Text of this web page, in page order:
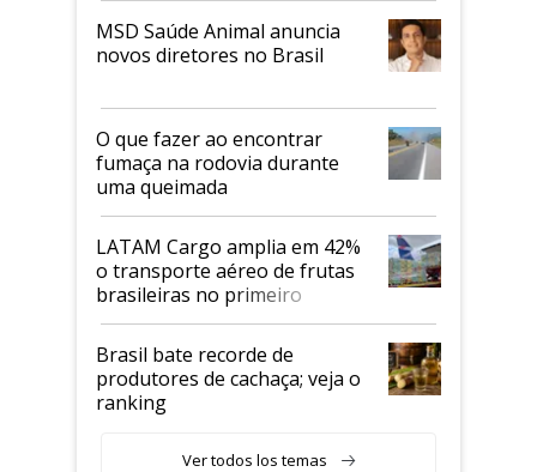
MSD Saúde Animal anuncia
novos diretores no Brasil
O que fazer ao encontrar
fumaça na rodovia durante
uma queimada
LATAM Cargo amplia em 42%
o transporte aéreo de frutas
brasileiras no primeiro
semestre
Brasil bate recorde de
produtores de cachaça; veja o
ranking
Ver todos los temas